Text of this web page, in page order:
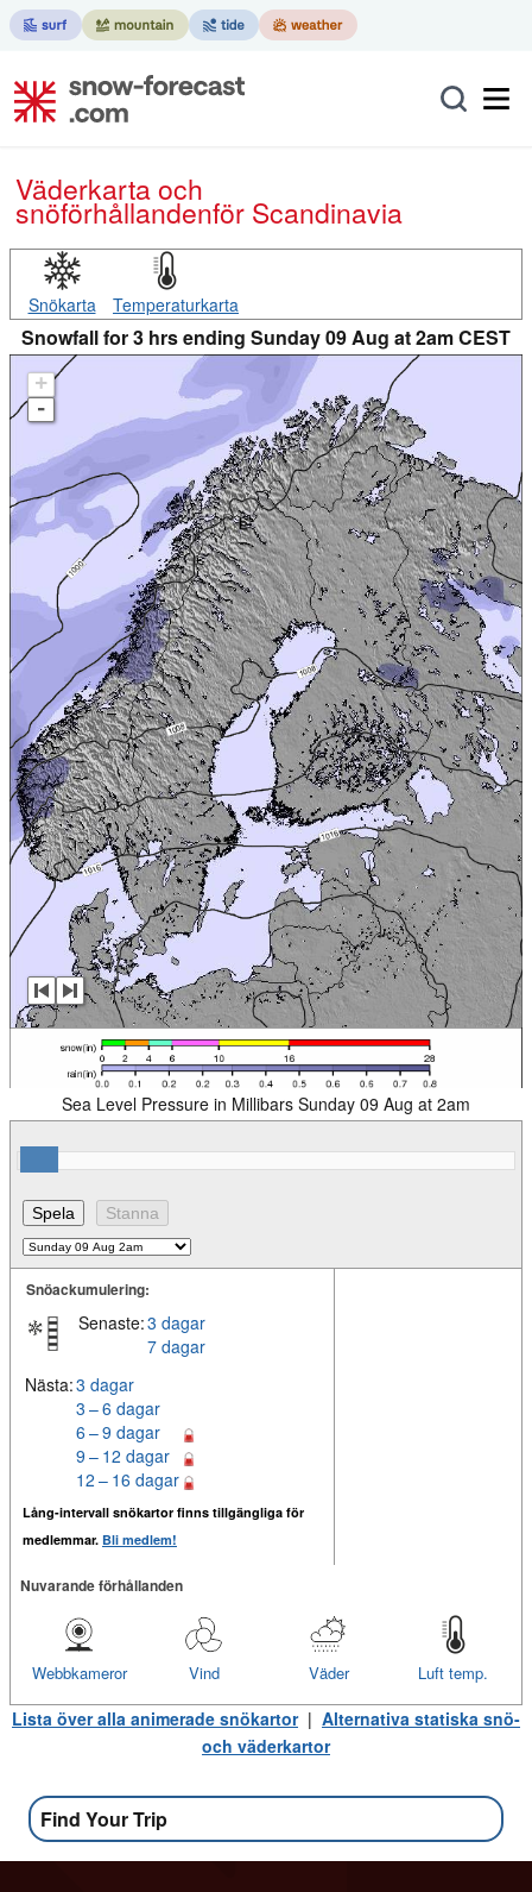
Väderkarta och
snöförhållandenför Scandinavia
Snökarta Temperaturkarta
Snowfall for 3 hrs ending Sunday 09 Aug at 2am CEST
+
-
Sea Level Pressure in Millibars Sunday 09 Aug at 2am
Snöackumulering:
Senaste:3 dagar
7 dagar
Nästa:3 dagar
3 – 6 dagar
6 – 9 dagar
9 – 12 dagar
12 – 16 dagar
Lång-intervall snökartor finns tillgängliga för
medlemmar. Bli medlem!
Nuvarande förhållanden
Luft temp.
Väder
Vind
Webbkameror
Lista över alla animerade snökartor| Alternativa statiska snö-
och väderkartor
Find Your Trip